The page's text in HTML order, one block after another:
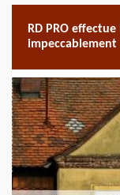
RD PRO
impeccablement